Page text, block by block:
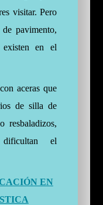
visitar. Pero
pavimento,
existen en el
aceras que
de silla de
resbaladizos,
dificultan el
EN